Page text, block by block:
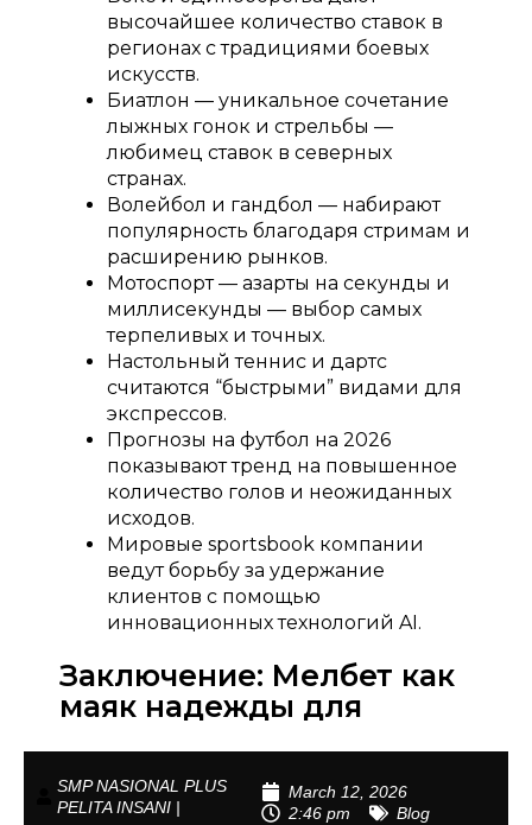
высочайшее количество ставок в
регионах с традициями боевых
искусств.
Биатлон — уникальное сочетание
лыжных гонок и стрельбы —
любимец ставок в северных
странах.
Волейбол и гандбол — набирают
популярность благодаря стримам и
расширению рынков.
Мотоспорт — азарты на секунды и
миллисекунды — выбор самых
терпеливых и точных.
Настольный теннис и дартс
считаются “быстрыми” видами для
экспрессов.
Прогнозы на футбол на 2026
показывают тренд на повышенное
количество голов и неожиданных
исходов.
Мировые sportsbook компании
ведут борьбу за удержание
клиентов с помощью
инновационных технологий AI.
Заключение: Мелбет как
маяк надежды для
SMP NASIONAL PLUS
PELITA INSANI |
March 12, 2026
2:46 pm
Blog